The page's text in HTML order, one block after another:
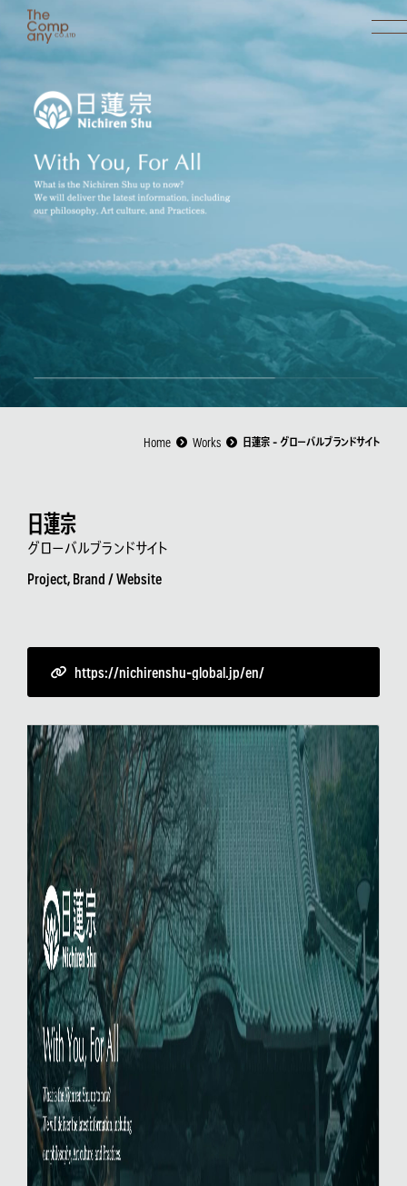
Home Works 日蓮宗 - グローバルブランドサイト
日蓮宗
グローバルブランドサイト
Project, Brand / Website
https://nichirenshu-global.jp/en/